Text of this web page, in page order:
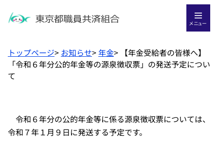
メニュー
トップページ> お知らせ>年金> 【年金受給者の皆様へ】
「令和６年分公的年金等の源泉徴収票」の発送予定につい
て
令和６年分の公的年金等に係る源泉徴収票については、
令和７年１月９日に発送する予定です。